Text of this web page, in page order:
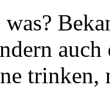
was?
trinken,